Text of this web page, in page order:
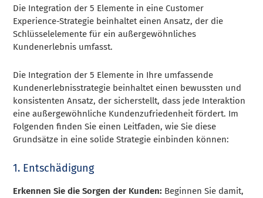
Die Integration der 5 Elemente in eine Customer
Experience-Strategie beinhaltet einen Ansatz, der die
Schlüsselelemente für ein außergewöhnliches
Kundenerlebnis umfasst.
Die Integration der 5 Elemente in Ihre umfassende
Kundenerlebnisstrategie beinhaltet einen bewussten und
konsistenten Ansatz, der sicherstellt, dass jede Interaktion
eine außergewöhnliche Kundenzufriedenheit fördert. Im
Folgenden finden Sie einen Leitfaden, wie Sie diese
Grundsätze in eine solide Strategie einbinden können:
1. Entschädigung
Erkennen Sie die Sorgen der Kunden: Beginnen Sie damit,